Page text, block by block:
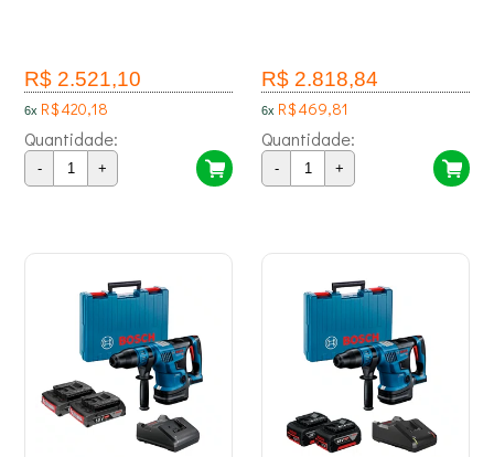
R$ 2.521,10
6x R$ 420,18
Quantidade:
- +
R$ 2.818,84
6x R$ 469,81
Quantidade:
- +